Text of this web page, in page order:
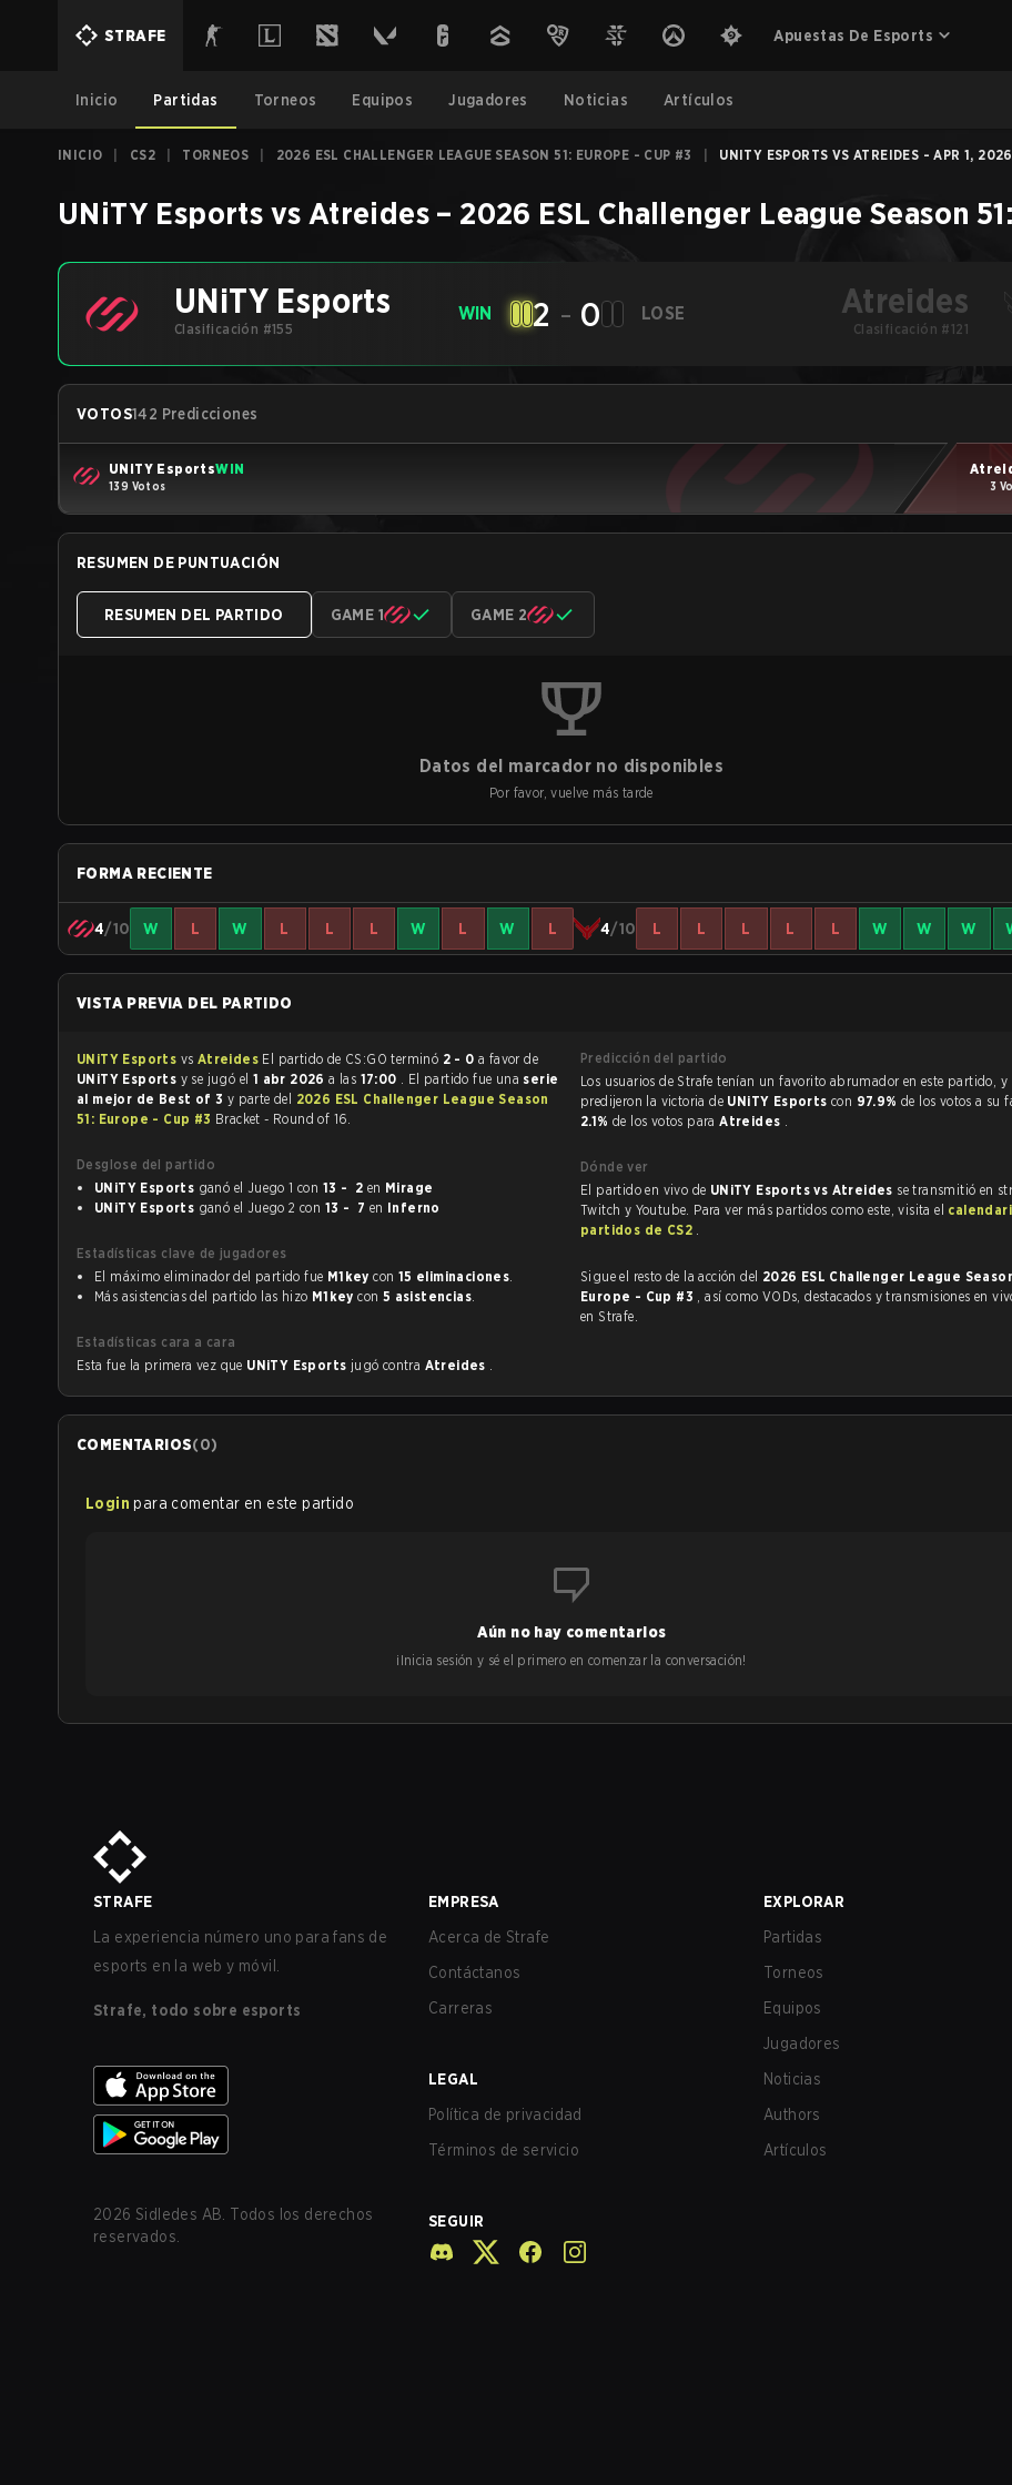
STRAFE Apuestas De Esports
Inicio Partidas Torneos Equipos Jugadores Noticias Artículos
INICIO CS2 TORNEOS 2026 ESL CHALLENGER LEAGUE SEASON 51: EUROPE - CUP #3 UNITY ESPORTS VS ATREIDES - APR 1, 2026
UNiTY Esports vs Atreides – 2026 ESL Challenger League Season
UNiTY Esports
Clasificación #155
WIN 2 - 0 LOSE Atreides
Clasificación #121
VOTOS142 Predicciones
UNiTY EsportsWIN
139 Votos 3
RESUMEN DE PUNTUACIÓN
RESUMEN DEL PARTIDO GAME 1 GAME 2
Datos del marcador no disponibles
Por favor, vuelve más tarde
FORMA RECIENTE
4/10 W L W L L L W L W L 4/10 L L L L L W W W
VISTA PREVIA DEL PARTIDO
UNiTY Esports vs Atreides El partido de CS:GO terminó 2 - 0 a favor de
UNiTY Esports y se jugó el 1 abr 2026a las 17:00 . El partido fue una serie
al mejor de Best of 3 y parte del 2026 ESL Challenger League Season
51: Europe - Cup #3 Bracket - Round of 16.
Desglose del partido
UNiTY Esports
ganó el Juego 1 con 13 - 2 en Mirage
UNiTY Esports
ganó el Juego 2 con 13 - 7 en Inferno
Estadísticas clave de jugadores
El máximo eliminador del partido fue M1key con 15 eliminaciones.
Más asistencias del partido las hizo M1key con 5 asistencias.
Estadísticas cara a cara
Esta fue la primera vez que UNiTY Esports jugó contra Atreides .
Predicción del partido
Los usuarios de Strafe tenían un favorito abrumador en este partido, y
predijeron la victoria de UNiTY Esports con 97.9% de los votos a su
2.1% de los votos paraAtreides .
Dónde ver
El partido en vivo de UNiTY Esports vs Atreides se transmitió en
Twitch y Youtube. Para ver más partidos como este, visita el
partidos de CS2 .
Sigue el resto de la acción del 2026 ESL Challenger League
Europe - Cup #3 , así como VODs, destacados y transmisiones en vivo, todo
en Strafe.
COMENTARIOS(0)
Login para comentar en este partido
Aún no hay comentarios
¡Inicia sesión y sé el primero en comenzar la conversación!
STRAFE
La experiencia número uno para fans de
esports en la web y móvil.
Strafe, todo sobre esports
2026 Sidledes AB. Todos los derechos
reservados.
EMPRESA
Acerca de Strafe
Contáctanos
Carreras
LEGAL
Política de privacidad
Términos de servicio
SEGUIR
EXPLORAR
Partidas
Torneos
Equipos
Jugadores
Noticias
Authors
Artículos